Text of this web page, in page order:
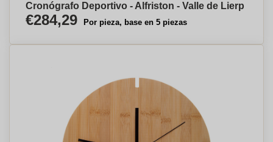
Cronógrafo Deportivo - Alfriston - Valle de Lierp
€284,29 Por pieza, base en 5 piezas